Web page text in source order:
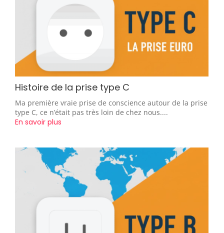
Histoire de la prise type C
Ma première vraie prise de conscience autour de la prise
type C, ce n’était pas très loin de chez nous....
En savoir plus